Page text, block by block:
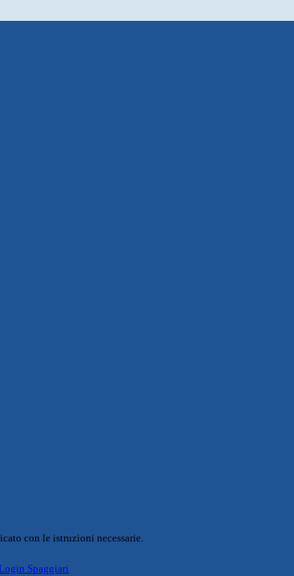
con le istruzioni necessarie.
Login Spaggiari